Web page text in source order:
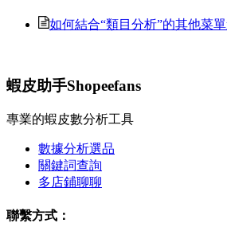
如何結合“類目分析”的其他菜
蝦皮助手Shopeefans
專業的蝦皮數分析工具
數據分析選品
關鍵詞查詢
多店鋪聊聊
聯繫方式：